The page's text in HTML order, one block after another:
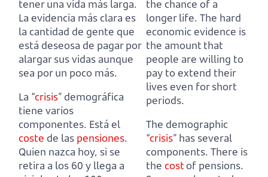
tener una vida más larga.
La evidencia más clara es
la cantidad de gente que
está deseosa de pagar por
alargar sus vidas aunque
sea por un poco más.
La “crisis” demográfica
tiene varios
componentes. Está el
coste de las pensiones.
Quien nazca hoy, si se
retira a los 60 y llega a
the chance of a
longer life. The hard
economic evidence is
the amount that
people are willing to
pay to extend their
lives even for short
periods.
The demographic
“crisis” has several
components. There is
the costof pensions.